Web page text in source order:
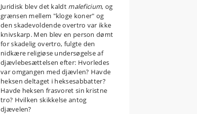
Juridisk blev det kaldt maleficium, og
grænsen mellem "kloge koner" og
den skadevoldende overtro var ikke
knivskarp. Men blev en person dømt
for skadelig overtro, fulgte den
nidkære religiøse undersøgelse af
djævlebesættelsen efter: Hvorledes
var omgangen med djævlen? Havde
heksen deltaget i heksesabbatter?
Havde heksen frasvoret sin kristne
tro? Hvilken skikkelse antog
djævelen?